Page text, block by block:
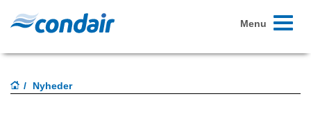
Toggle
Menu
Nyheder